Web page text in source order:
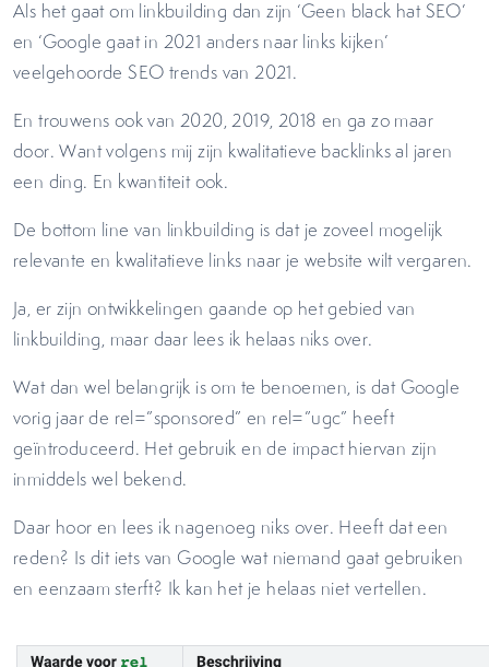
Als het gaat om linkbuilding dan zijn ‘Geen black hat SEO’
en ‘Google gaat in 2021 anders naar links kijken’
veelgehoorde SEO trends van 2021.
En trouwens ook van 2020, 2019, 2018 en ga zo maar
door. Want volgens mij zijn kwalitatieve backlinks al jaren
een ding. En kwantiteit ook.
De bottom line van linkbuilding is dat je zoveel mogelijk
relevante en kwalitatieve links naar je website wilt vergaren.
Ja, er zijn ontwikkelingen gaande op het gebied van
linkbuilding, maar daar lees ik helaas niks over.
Wat dan wel belangrijk is om te benoemen, is dat Google
vorig jaar de rel=”sponsored” en rel=”ugc” heeft
geïntroduceerd. Het gebruik en de impact hiervan zijn
inmiddels wel bekend.
Daar hoor en lees ik nagenoeg niks over. Heeft dat een
reden? Is dit iets van Google wat niemand gaat gebruiken
en eenzaam sterft? Ik kan het je helaas niet vertellen.